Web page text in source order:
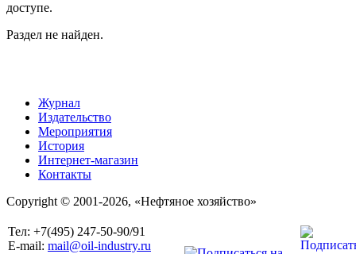
доступе.
Раздел не найден.
Журнал
Издательство
Мероприятия
История
Интернет-магазин
Контакты
Copyright © 2001-2026, «Нефтяное хозяйство»
Тел: +7(495) 247-50-90/91
E-mail: mail@oil-industry.ru